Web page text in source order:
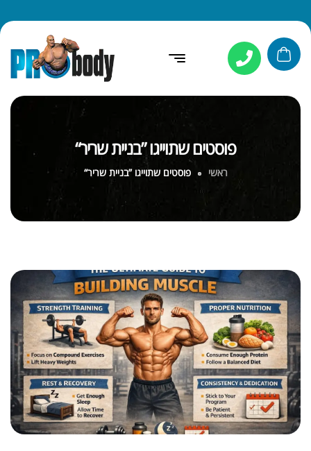
פוסטים שתוייגו ”בניית שריר“
ראשי פוסטים שתוייגו ”בניית שריר“